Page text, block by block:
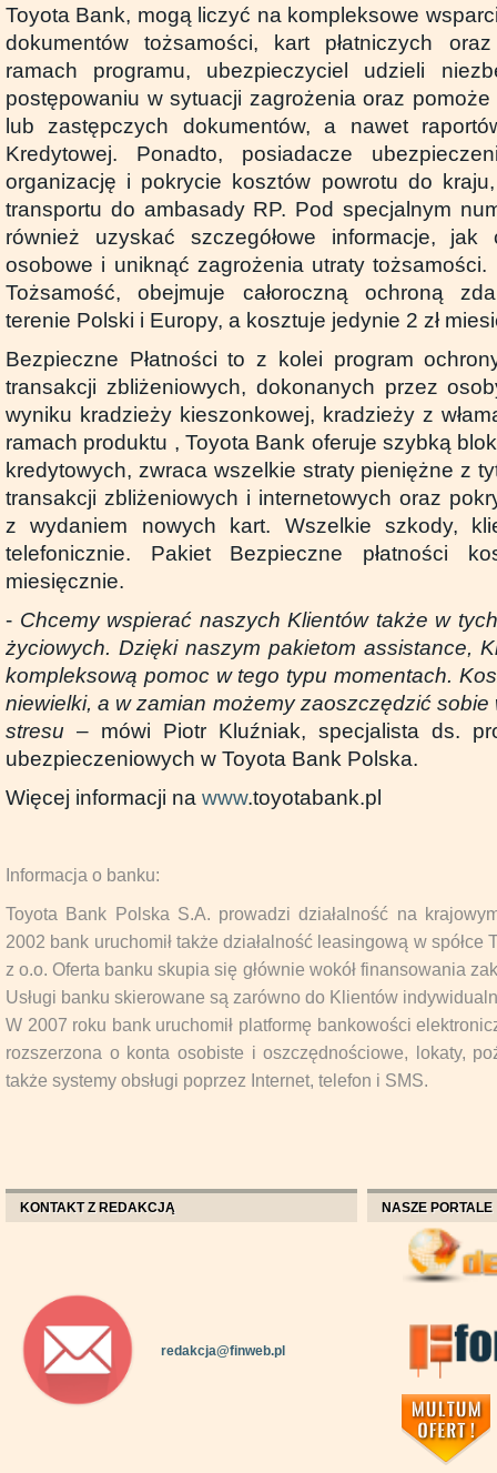
Toyota Bank, mogą liczyć na kompleksowe
dokumentów tożsamości, kart płatniczych
ramach programu, ubezpieczyciel udzieli
postępowaniu w sytuacji zagrożenia oraz
lub zastępczych dokumentów, a nawet
Kredytowej. Ponadto, posiadacze
organizację i pokrycie kosztów powrotu do
transportu do ambasady RP. Pod specjalnym
również uzyskać szczegółowe informacje,
osobowe i uniknąć zagrożenia utraty tożsamości.
Tożsamość, obejmuje całoroczną ochroną
terenie Polski i Europy, a kosztuje jedynie 2 zł
Bezpieczne Płatności to z kolei program
transakcji zbliżeniowych, dokonanych przez
wyniku kradzieży kieszonkowej, kradzieży z
ramach produktu , Toyota Bank oferuje szybką
kredytowych, zwraca wszelkie straty pieniężne z
transakcji zbliżeniowych i internetowych oraz
z wydaniem nowych kart. Wszelkie szkody,
telefonicznie. Pakiet Bezpieczne płatności
miesięcznie.
- Chcemy wspierać naszych Klientów także w
życiowych. Dzięki naszym pakietom assistance,
kompleksową pomoc w tego typu momentach.
niewielki, a w zamian możemy zaoszczędzić
stresu – mówi Piotr Kluźniak, specjalista ds.
ubezpieczeniowych w Toyota Bank Polska.
Więcej informacji na www.toyotabank.pl
Informacja o banku:
Toyota Bank Polska S.A. prowadzi działalność na
2002 bank uruchomił także działalność leasingową w spółce
z o.o. Oferta banku skupia się głównie wokół finansowania
Usługi banku skierowane są zarówno do Klientów
W 2007 roku bank uruchomił platformę bankowości
rozszerzona o konta osobiste i oszczędnościowe, lokaty,
także systemy obsługi poprzez Internet, telefon i SMS.
KONTAKT Z REDAKCJĄ
redakcja@finweb.pl
NASZE PORTALE